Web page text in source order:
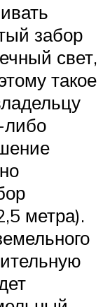
забор
свет,
такое
либо
метра).